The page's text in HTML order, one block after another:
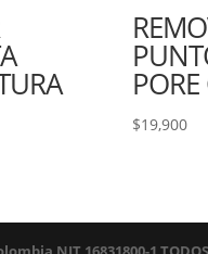
$19,900